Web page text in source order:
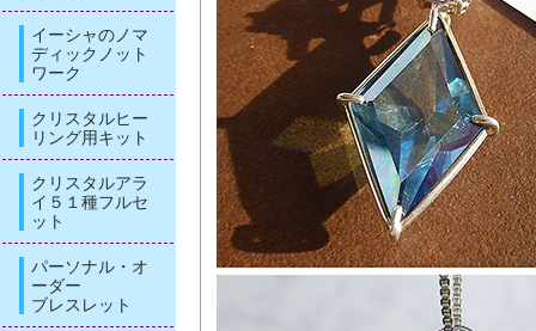
イーシャのノマ
ディックノット
ワーク
クリスタルヒー
リング用キット
クリスタルアラ
イ５１種フルセ
ット
パーソナル・オ
ーダー
ブレスレット